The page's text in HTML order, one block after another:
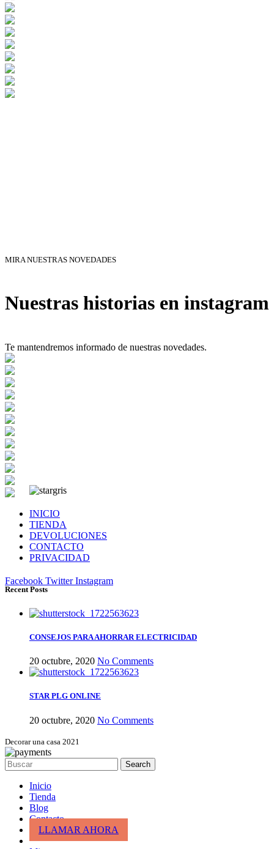
MIRA NUESTRAS NOVEDADES
Nuestras historias en instagram
Te mantendremos informado de nuestras novedades.
INICIO
TIENDA
DEVOLUCIONES
CONTACTO
PRIVACIDAD
Facebook Twitter Instagram
Recent Posts
CONSEJOS PARA AHORRAR ELECTRICIDAD
20 octubre, 2020 No Comments
STAR PLG ONLINE
20 octubre, 2020 No Comments
Decorar una casa 2021
Search
Inicio
Tienda
Blog
Contacto
LLAMAR AHORA